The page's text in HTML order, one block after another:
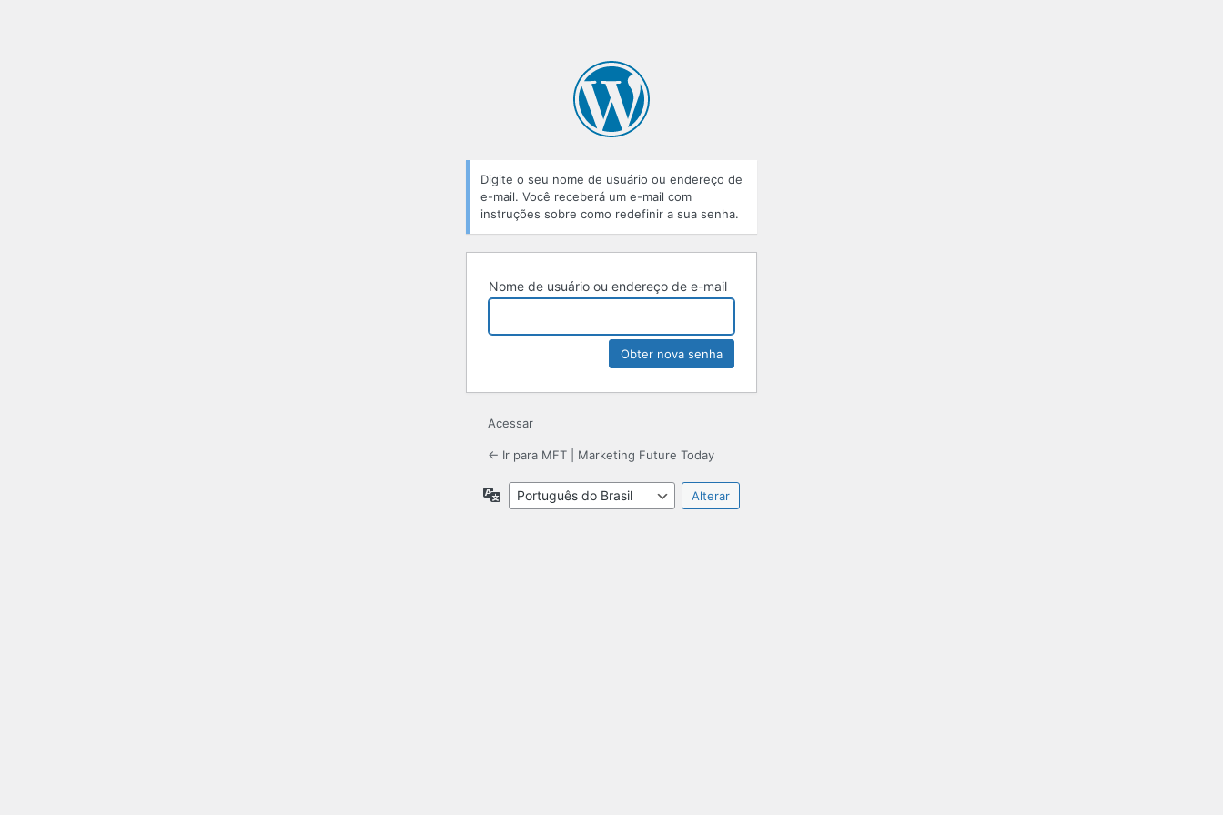
Digite o seu nome de usuário ou endereço de
e-mail. Você receberá um e-mail com
instruções sobre como redefinir a sua senha.
Nome de usuário ou endereço de e-mail
Acessar
← Ir para MFT | Marketing Future Today
Idioma